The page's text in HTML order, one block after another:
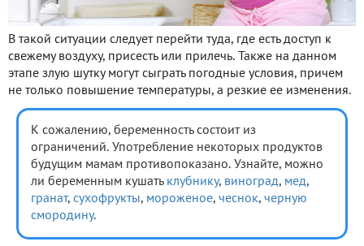
В такой ситуации следует перейти туда, где есть доступ к
свежему воздуху, присесть или прилечь. Также на данном
этапе злую шутку могут сыграть погодные условия, причем
не только повышение температуры, а резкие ее изменения.
К сожалению, беременность состоит из
ограничений. Употребление некоторых продуктов
будущим мамам противопоказано. Узнайте, можно
ли беременным кушать клубнику, виноград, мед,
гранат, сухофрукты, мороженое, чеснок, черную
смородину.